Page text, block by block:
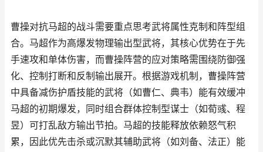
曹操对抗马超的战斗需要重点思考武将属性克制和阵型组
合。马超作为高爆发物理输出型武将，其核心优势在于先
手速攻和单体伤害，而曹操阵营的应对策略需围绕防御强
化、控制打断和反制输出展开。根据游戏机制，曹操阵营
中具备减伤护盾技能的武将（如曹仁、典韦）能有效缓冲
马超的初期爆发，同时组合群体控制型谋士（如荀彧、程
昱）可打乱敌方输出节拍。马超的技能释放依赖怒气积
累，因此优先击杀或沉默其辅助武将（如刘备、法正）能